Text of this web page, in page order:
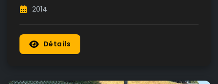
2014
Détails